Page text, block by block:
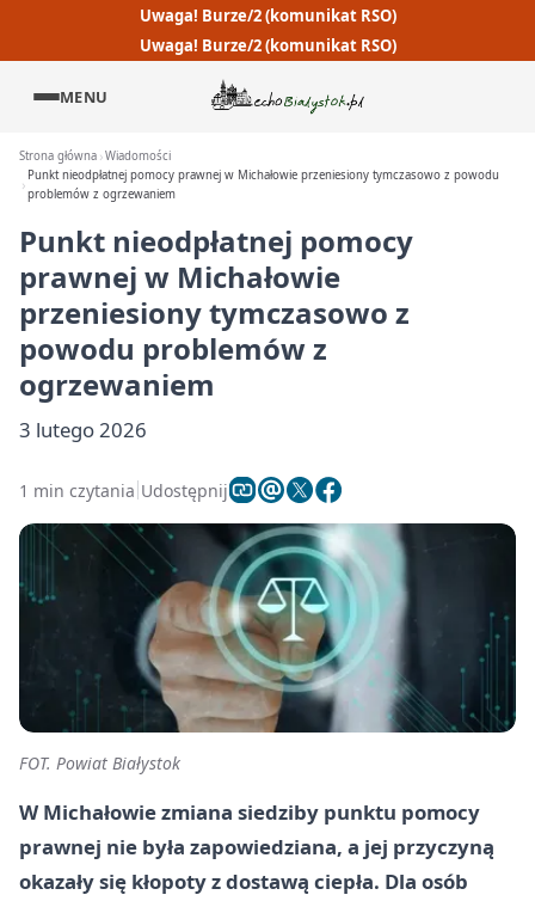
Uwaga! Burze/2 (komunikat RSO)
Uwaga! Burze/2 (komunikat RSO)
MENU
Strona główna Wiadomości
Punkt nieodpłatnej pomocy prawnej w Michałowie przeniesiony tymczasowo z powodu
problemów z ogrzewaniem
Punkt nieodpłatnej pomocy
prawnej w Michałowie
przeniesiony tymczasowo z
powodu problemów z
ogrzewaniem
3 lutego 2026
1 min czytania Udostępnij
FOT. Powiat Białystok
W Michałowie zmiana siedziby punktu pomocy
prawnej nie była zapowiedziana, a jej przyczyną
okazały się kłopoty z dostawą ciepła. Dla osób